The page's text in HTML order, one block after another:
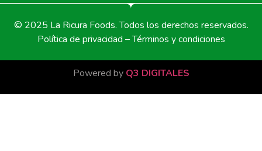
© 2025 La Ricura Foods. Todos los derechos reservados.
Política de privacidad – Términos y condiciones
Powered by Q3 DIGITALES